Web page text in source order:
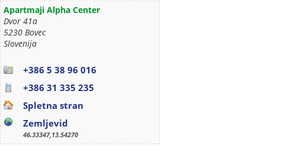
Apartmaji Alpha Center
Dvor 41a
5230 Bovec
Slovenija
+386 5 38 96 016
+386 31 335 235
Spletna stran
Zemljevid
46.33347,13.54270